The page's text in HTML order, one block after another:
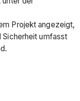
Projekt angezeigt,
Sicherheit umfasst